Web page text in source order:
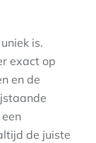
is.
exact op
en de
de juiste